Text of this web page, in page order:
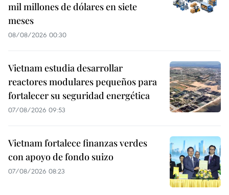
mil millones de dólares en siete
meses
08/08/2026 00:30
Vietnam estudia desarrollar
reactores modulares pequeños para
fortalecer su seguridad energética
07/08/2026 09:53
Vietnam fortalece finanzas verdes
con apoyo de fondo suizo
07/08/2026 08:23